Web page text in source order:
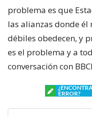
problema es que
las alianzas donde
débiles obedecen, y
es el problema y a
conversación con
ERROR?